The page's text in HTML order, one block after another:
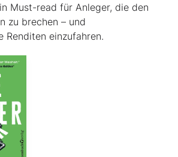
Must-read für Anleger, die den
zu brechen – und
Renditen einzufahren.